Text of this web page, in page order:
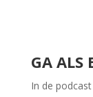
GA ALS
In de